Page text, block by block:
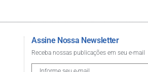
Assine Nossa Newsletter
Receba nossas publicações em seu e-mail